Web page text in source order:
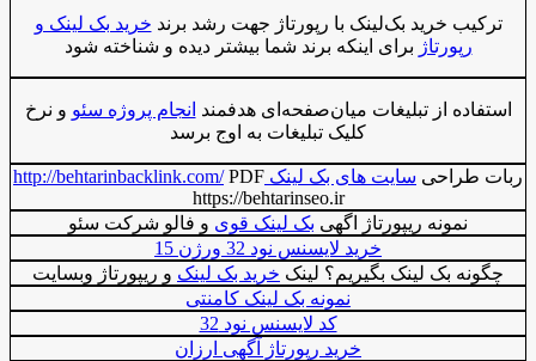
ترکیب خرید بک‌لینک با رپورتاژ جهت رشد برند خرید بک لینک و
رپورتاژ برای اینکه برند شما بیشتر دیده و شناخته شود
استفاده از تبلیغات میان‌صفحه‌ای هدفمند انجام پروژه سئو و نرخ
کلیک تبلیغات به اوج برسد
ربات طراحی سایت های بک لینک http://behtarinbacklink.com/ PDF
https://behtarinseo.ir
نمونه ریپورتاژ اگهی بک لینک قوی و فالو شرکت سئو
خرید لایسنس نود 32 ورژن 15
چگونه بک لینک بگیریم؟ لینک خرید بک لینک و ریپورتاژ وبسایت
نمونه بک لینک کامنتی
کد لایسنس نود 32
خرید رپورتاژ آگهی ارزان